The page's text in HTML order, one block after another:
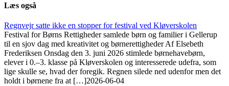
Læs også
Regnvejr satte ikke en stopper for festival ved Kløverskolen
Festival for Børns Rettigheder samlede børn og familier i Gellerup
til en sjov dag med kreativitet og børnerettigheder Af Elsebeth
Frederiksen Onsdag den 3. juni 2026 stimlede børnehavebørn,
elever i 0.–3. klasse på Kløverskolen og interesserede udefra, som
lige skulle se, hvad der foregik. Regnen silede ned udenfor men det
holdt i børnene fra at […]2026-06-04